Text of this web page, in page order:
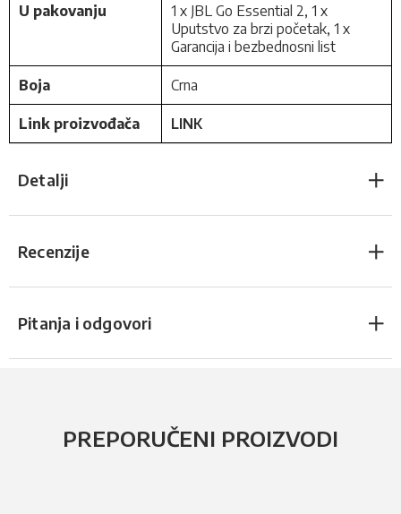
U pakovanju
1 x JBL Go Essential 2, 1 x
Uputstvo za brzi početak, 1 x
Garancija i bezbednosni list
Boja Crna
Link proizvođača LINK
Detalji
Recenzije
Pitanja i odgovori
PREPORUČENI PROIZVODI